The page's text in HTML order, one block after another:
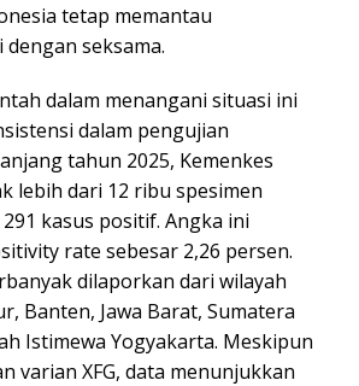
tetap memantau
seksama.
dalam menangani situasi ini
dalam pengujian
tahun 2025, Kemenkes
lebih dari 12 ribu spesimen
kasus positif. Angka ini
rate sebesar 2,26 persen.
dilaporkan dari wilayah
Banten, Jawa Barat, Sumatera
Istimewa Yogyakarta. Meskipun
varian XFG, data menunjukkan